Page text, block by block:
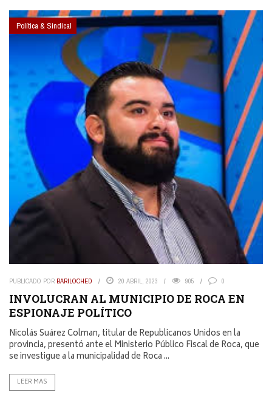
Política & Sindical
PUBLICADO POR BARILOCHED 20 ABRIL, 2023 905 0
INVOLUCRAN AL MUNICIPIO DE ROCA EN
ESPIONAJE POLÍTICO
Nicolás Suárez Colman, titular de Republicanos Unidos en la
provincia, presentó ante el Ministerio Público Fiscal de Roca, que
se investigue a la municipalidad de Roca ...
LEER MAS